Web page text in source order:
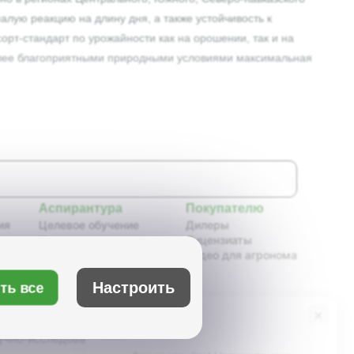
реакцию на длину дня, а также устойчивость к
стандарт по урожайности как на орошении, так и на
благоприятными природными условиями максимальная
Аспирантура
Целевое обучение
Новости аспирантуры
Портфолио аспирантов
Расписание
Учебно-методическое
обеспечение
Покупателю
Дилеры
Лицензиаты
Видео для агронома
исследовательский институт масличных
все Настроить